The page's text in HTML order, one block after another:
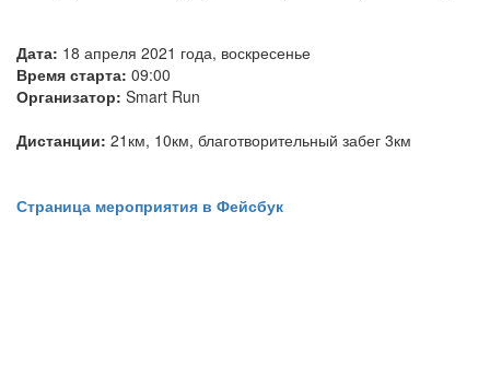
Дата: 18 апреля 2021 года, воскресенье
Время старта: 09:00
Организатор: Smart Run
Дистанции: 21км, 10км, благотворительный забег 3км
Страница мероприятия в Фейсбук